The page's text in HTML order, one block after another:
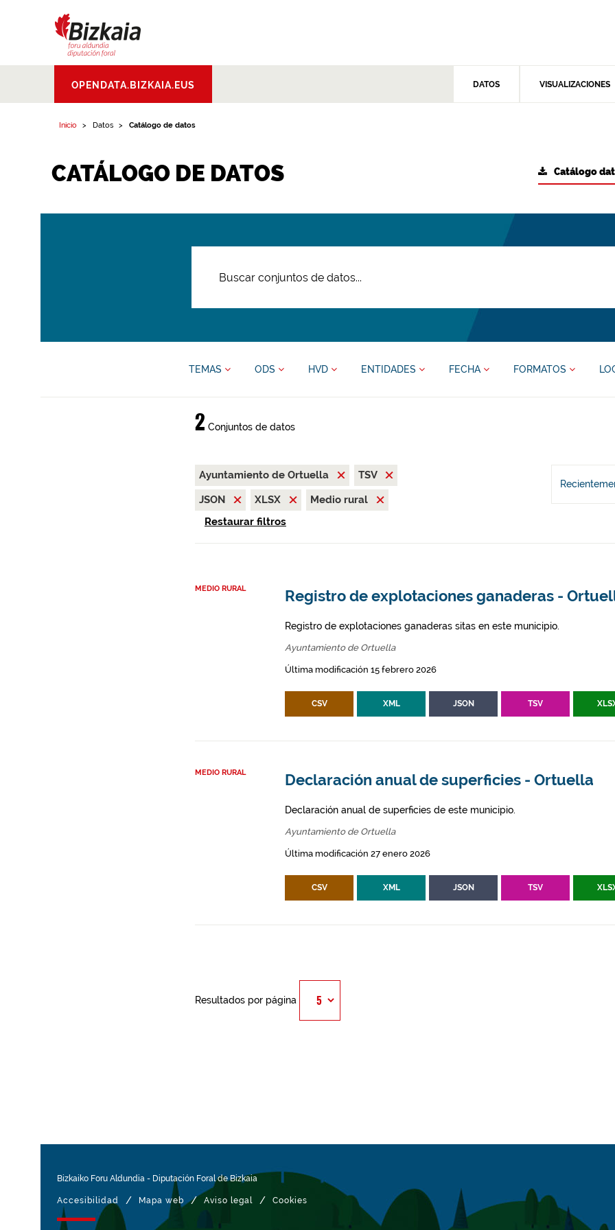
Aldundia.Diputacion
Foral de Bizkaia
OPENDATA.BIZKAIA.EUS DATOS VISUALIZACIONES
Inicio Datos Catálogo de datos
CATÁLOGO DE DATOS Catálogo
TEMAS ODS HVD ENTIDADES FECHA FORMATOS
2 Conjuntos de datos
Ayuntamiento de Ortuella
TSV
JSON
XLSX
Medio rural
Restaurar filtros
MEDIO RURAL Registro de explotaciones ganaderas -
Registro de explotaciones ganaderas sitas en este municipio.
Ayuntamiento de Ortuella
Última modificación 15 febrero 2026
CSV XML JSON TSV
MEDIO RURAL Declaración anual de superficies - Ortuella
Declaración anual de superficies de este municipio.
Ayuntamiento de Ortuella
Última modificación 27 enero 2026
CSV XML JSON TSV
Resultados por página
Bizkaiko Foru Aldundia - Diputación Foral de Bizkaia
Accesibilidad / Mapa web / Aviso legal / Cookies